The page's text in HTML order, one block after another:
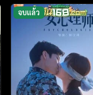
จบแล้ว